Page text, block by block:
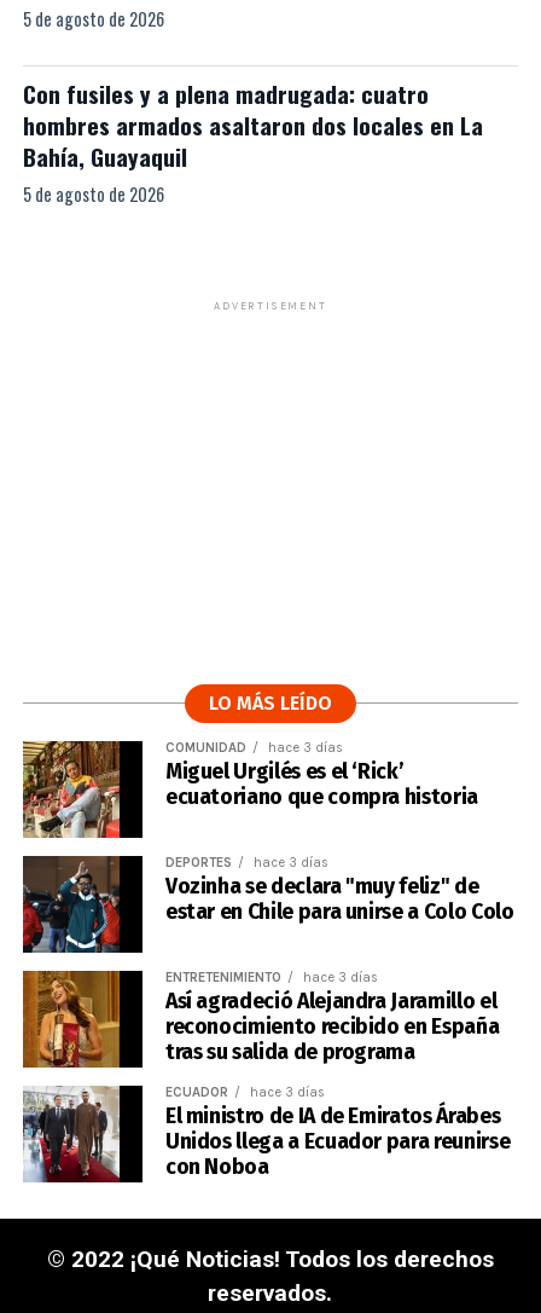
5 de agosto de 2026
Con fusiles y a plena madrugada: cuatro
hombres armados asaltaron dos locales en La
Bahía, Guayaquil
5 de agosto de 2026
ADVERTISEMENT
LO MÁS LEÍDO
COMUNIDAD hace 3 días
Miguel Urgilés es el ‘Rick’
ecuatoriano que compra historia
DEPORTES hace 3 días
Vozinha se declara "muy feliz" de
estar en Chile para unirse a Colo Colo
ENTRETENIMIENTO hace 3 días
Así agradeció Alejandra Jaramillo el
reconocimiento recibido en España
tras su salida de programa
ECUADOR hace 3 días
El ministro de IA de Emiratos Árabes
Unidos llega a Ecuador para reunirse
con Noboa
© 2022 ¡Qué Noticias! Todos los derechos
reservados.